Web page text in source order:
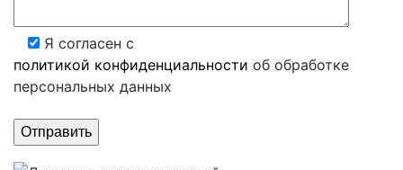
Я согласен с
политикой конфиденциальности об обработке
персональных данных